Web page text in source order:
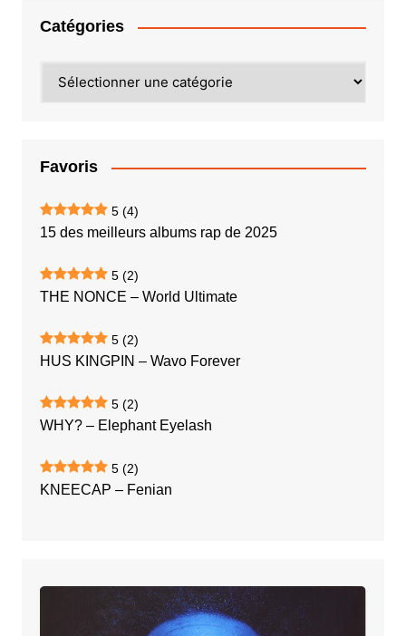
Catégories
Favoris
5 (4)
15 des meilleurs albums rap de 2025
5 (2)
THE NONCE – World Ultimate
5 (2)
HUS KINGPIN – Wavo Forever
5 (2)
WHY? – Elephant Eyelash
5 (2)
KNEECAP – Fenian